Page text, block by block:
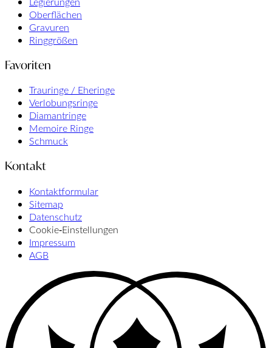
Oberflächen
Gravuren
Ringgrößen
Favoriten
Trauringe / Eheringe
Verlobungsringe
Diamantringe
Memoire Ringe
Schmuck
Kontakt
Kontaktformular
Sitemap
Datenschutz
Cookie‑Einstellungen
Impressum
AGB